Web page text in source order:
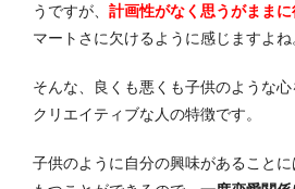
うですが、 計画性がなく思うがまま
マートさに欠けるように感じますよね
そんな、良くも悪くも子供のような
クリエイティブな人の特徴です。
子供のように自分の興味があること